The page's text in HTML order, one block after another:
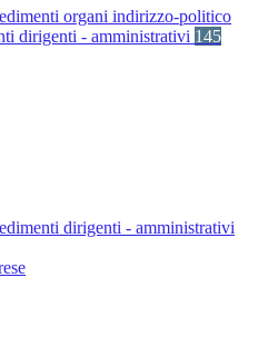
organi indirizzo-politico
dirigenti - amministrativi 145
dirigenti - amministrativi